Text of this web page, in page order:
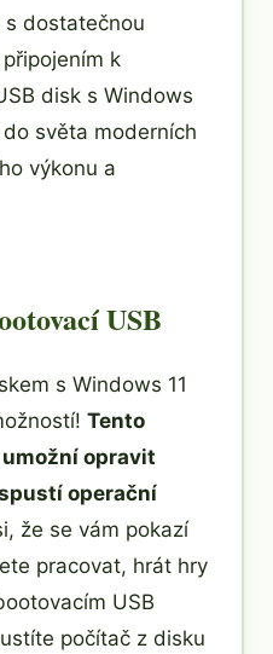
s dostatečnou
k
disk s Windows
světa moderních
výkonu a
USB
s Windows 11
Tento
opravit
operační
že se vám pokazí
pracovat, hrát hry
USB
počítač z disku